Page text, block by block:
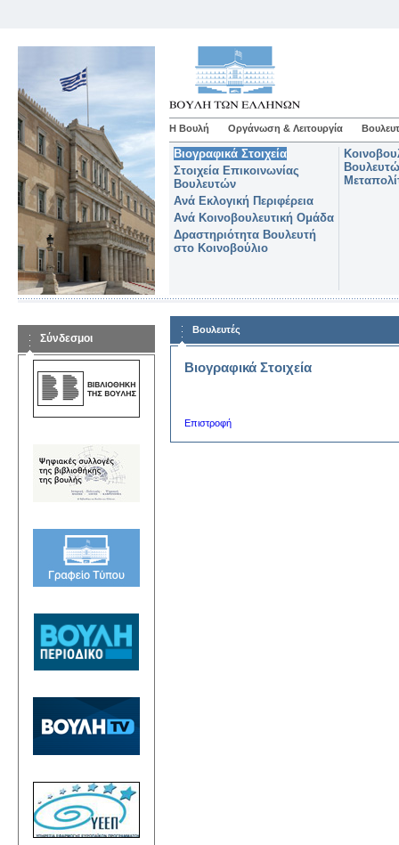
Η Βουλή Οργάνωση & Λειτουργία
Βιογραφικά Στοιχεία
Στοιχεία Επικοινωνίας
Βουλευτών
Ανά Εκλογική Περιφέρεια
Ανά Κοινοβουλευτική Ομάδα
Δραστηριότητα Βουλευτή
στο Κοινοβούλιο
Σύνδεσμοι
Βουλευτές
Βιογραφικά Στοιχεία
Επιστροφή